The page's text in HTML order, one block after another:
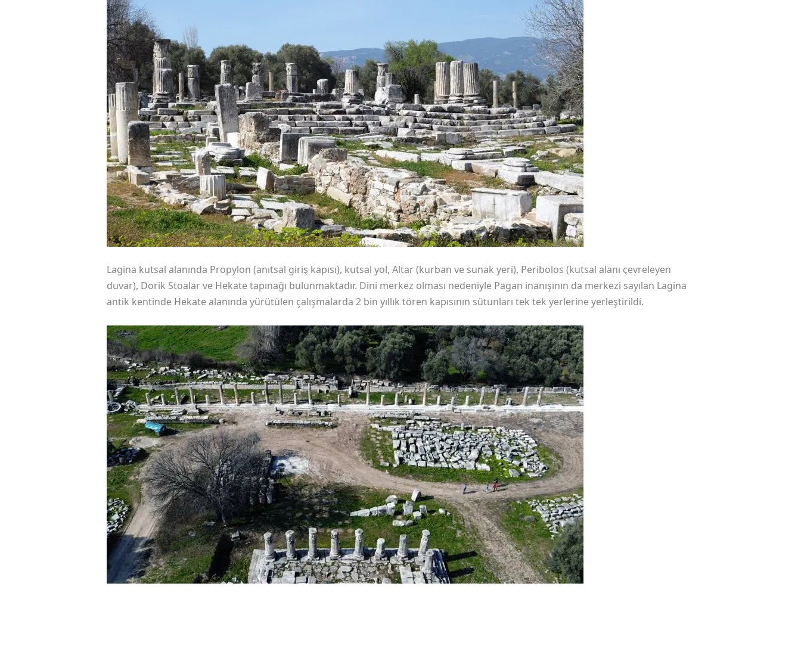
Lagina kutsal alanında Propylon (anıtsal giriş kapısı), kutsal yol, Altar (kurban ve sunak yeri), Peribolos (kutsal alanı çevreleyen
duvar), Dorik Stoalar ve Hekate tapınağı bulunmaktadır. Dini merkez olması nedeniyle Pagan inanışının da merkezi sayılan Lagina
antik kentinde Hekate alanında yürütülen çalışmalarda 2 bin yıllık tören kapısının sütunları tek tek yerlerine yerleştirildi.